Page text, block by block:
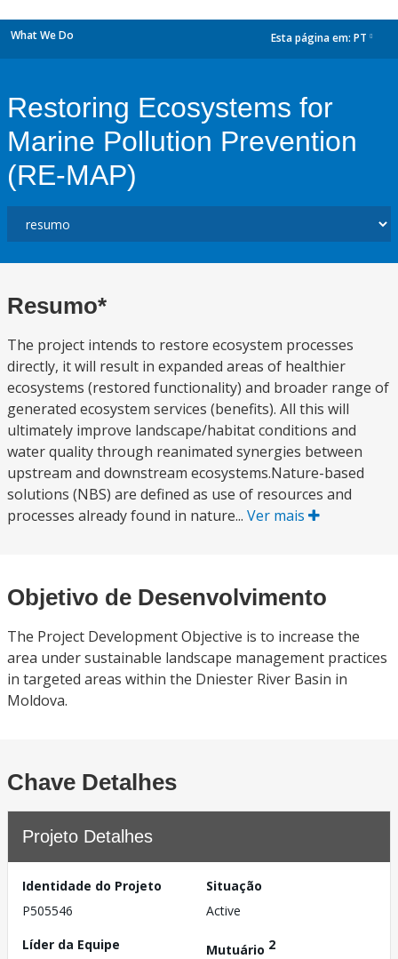
What We Do Esta página em: PT
Restoring Ecosystems for
Marine Pollution Prevention
(RE-MAP)
Resumo*
The project intends to restore ecosystem processes
directly, it will result in expanded areas of healthier
ecosystems (restored functionality) and broader range of
generated ecosystem services (benefits). All this will
ultimately improve landscape/habitat conditions and
water quality through reanimated synergies between
upstream and downstream ecosystems.Nature-based
solutions (NBS) are defined as use of resources and
processes already found in nature... Ver mais
Objetivo de Desenvolvimento
The Project Development Objective is to increase the
area under sustainable landscape management practices
in targeted areas within the Dniester River Basin in
Moldova.
Chave Detalhes
Projeto Detalhes
Identidade do Projeto
P505546
Situação
Active
Líder da Equipe
Mutuário 2